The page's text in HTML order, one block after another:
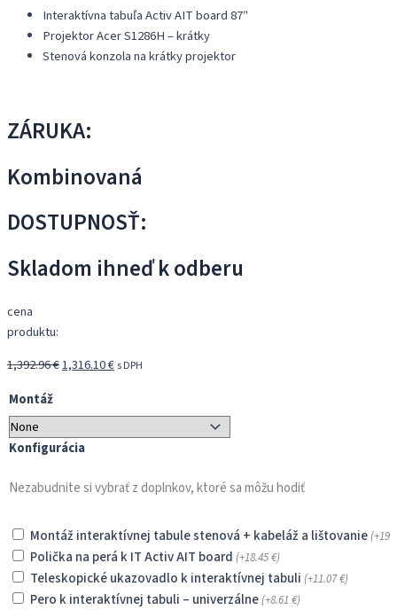
Interaktívna tabuľa Activ AIT board 87″
Projektor Acer S1286H – krátky
Stenová konzola na krátky projektor
ZÁRUKA:
Kombinovaná
DOSTUPNOSŤ:
Skladom ihneď k odberu
cena
produktu:
1,392.96€Pôvodná
1,316.10€Aktuálna
s DPH
Montáž
Konfigurácia
Nezabudnite si vybrať z doplnkov, ktoré sa môžu hodiť
Montáž interaktívnej tabule stenová + kabeláž a lištovanie (+
Polička na perá k IT Activ AIT board (+18.45€)
Teleskopické ukazovadlo k interaktívnej tabuli (+11.07€)
Pero k interaktívnej tabuli – univerzálne (+8.61 €)